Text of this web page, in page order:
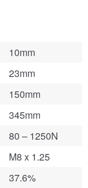
10mm
23mm
150mm
345mm
80 – 1250N
M8 x 1.25
37.6%